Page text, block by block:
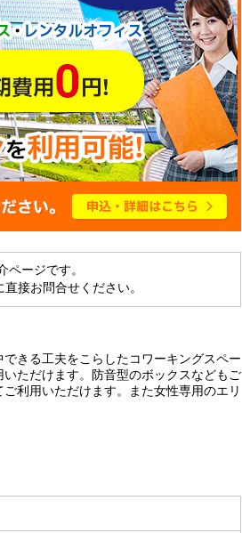
ページです。
直接お問合せください。
きる工夫をこらしたコワーキングスペー
ただけます。防音型のボックスなどもご
利用いただけます。また女性専用のエリ